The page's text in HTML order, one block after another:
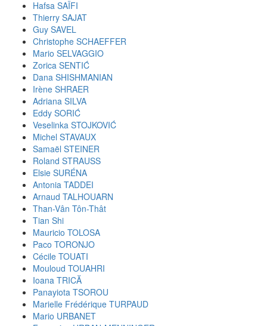
Hafsa SAÏFI
Thierry SAJAT
Guy SAVEL
Christophe SCHAEFFER
Mario SELVAGGIO
Zorica SENTIĆ
Dana SHISHMANIAN
Irène SHRAER
Adriana SILVA
Eddy SORIĆ
Veselinka STOJKOVIĆ
Michel STAVAUX
Samaël STEINER
Roland STRAUSS
Elsie SURÉNA
Antonia TADDEI
Arnaud TALHOUARN
Than-Vân Tôn-Thât
Tian Shi
Mauricio TOLOSA
Paco TORONJO
Cécile TOUATI
Mouloud TOUAHRI
Ioana TRICĂ
Panayiota TSOROU
Marielle Frédérique TURPAUD
Mario URBANET